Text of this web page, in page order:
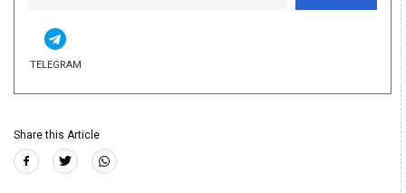
TELEGRAM
Share this Article